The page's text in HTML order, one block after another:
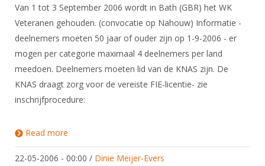
Van 1 tot 3 September 2006 wordt in Bath (GBR) het WK
Veteranen gehouden. (convocatie op Nahouw) Informatie -
deelnemers moeten 50 jaar of ouder zijn op 1-9-2006 - er
mogen per categorie maximaal 4 deelnemers per land
meedoen. Deelnemers moeten lid van de KNAS zijn. De
KNAS draagt zorg voor de vereiste FIE-licentie- zie
inschrijfprocedure:
Read more
22-05-2006 - 00:00 / Dinie Meijer-Evers